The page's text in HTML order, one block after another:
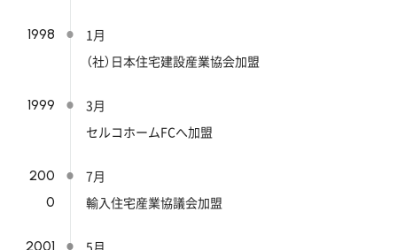
1998
1月
（社）日本住宅建設産業協会加盟
1999
3月
セルコホームFCへ加盟
200
0
7月
輸入住宅産業協議会加盟
2001
5月